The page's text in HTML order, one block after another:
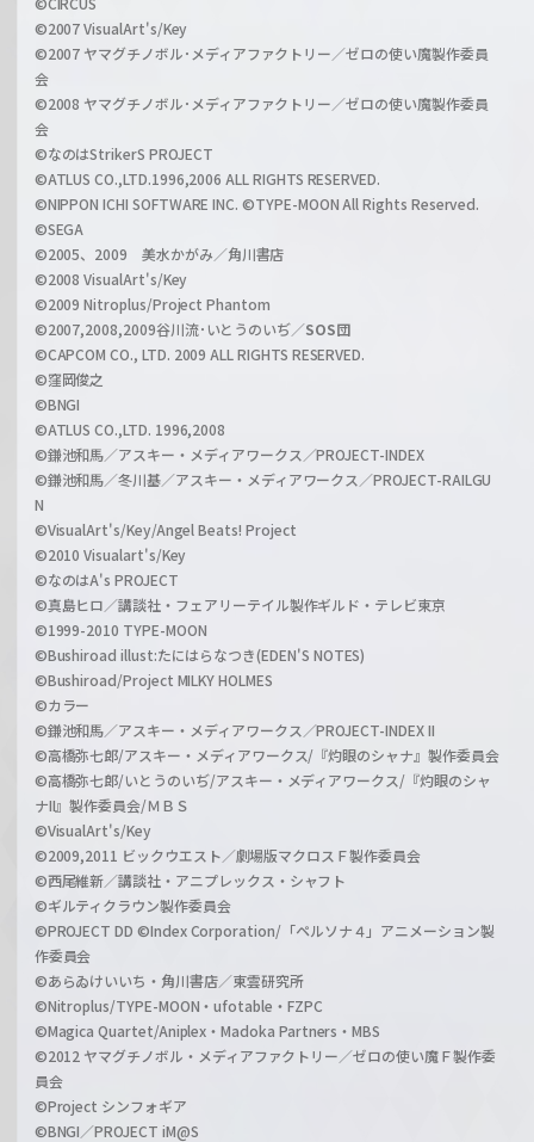
r
z
i
l
h
a
n
l
©2007 VisualArt's/Key
©2007 ヤマグチノボル･メディアファクトリー／ゼロの使い魔製作委員
会
©2008 ヤマグチノボル･メディアファクトリー／ゼロの使い魔製作委員
会
©なのはStrikerS PROJECT
©ATLUS CO.,LTD.1996,2006 ALL RIGHTS RESERVED.
©NIPPON ICHI SOFTWARE INC. ©TYPE-MOON All Rights Reserved.
©SEGA
©2005、2009 美水かがみ／角川書店
©2008 VisualArt's/Key
©2009 Nitroplus/Project Phantom
©2007,2008,2009谷川流･いとうのいぢ／SOS団
©CAPCOM CO., LTD. 2009 ALL RIGHTS RESERVED.
©窪岡俊之
©BNGI
©ATLUS CO.,LTD. 1996,2008
©鎌池和馬／アスキー・メディアワークス／PROJECT-INDEX
©鎌池和馬／冬川基／アスキー・メディアワークス／PROJECT-RAILGU
N
©VisualArt's/Key/Angel Beats! Project
©2010 Visualart's/Key
©なのはA's PROJECT
©真島ヒロ／講談社・フェアリーテイル製作ギルド・テレビ東京
©1999-2010 TYPE-MOON
©Bushiroad illust:たにはらなつき(EDEN'S NOTES)
©Bushiroad/Project MILKY HOLMES
©カラー
©鎌池和馬／アスキー・メディアワークス／PROJECT-INDEX II
©高橋弥七郎/アスキー・メディアワークス/『灼眼のシャナ』製作委員会
©高橋弥七郎/いとうのいぢ/アスキー・メディアワークス/『灼眼のシャ
ナII』製作委員会/ＭＢＳ
©VisualArt's/Key
©2009,2011 ビックウエスト／劇場版マクロスＦ製作委員会
©西尾維新／講談社・アニプレックス・シャフト
©ギルティクラウン製作委員会
©PROJECT DD ©Index Corporation/「ペルソナ４」アニメーション製
作委員会
©あらゐけいいち・角川書店／東雲研究所
©Nitroplus/TYPE-MOON・ufotable・FZPC
©Magica Quartet/Aniplex・Madoka Partners・MBS
©2012 ヤマグチノボル・メディアファクトリー／ゼロの使い魔Ｆ製作委
員会
©Project シンフォギア
©BNGI／PROJECT iM@S